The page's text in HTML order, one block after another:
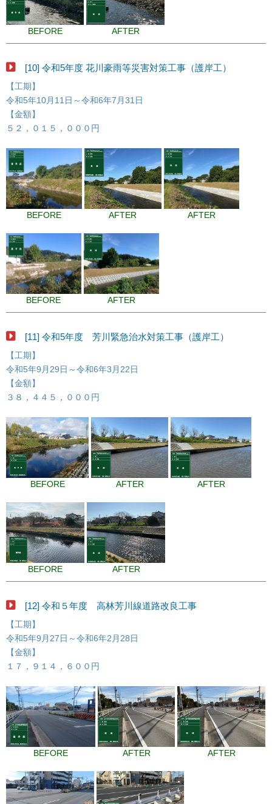
BEFORE AFTER
[10] 令和5年度 花川豪雨等災害対策工事（護岸工）
【工期】
令和5年10月11日～令和6年7月31日
【金額】
５２，０１５，０００円
BEFORE AFTER AFTER
BEFORE AFTER
[11] 令和5年度 芳川緊急治水対策工事（護岸工）
【工期】
令和5年9月29日～令和6年3月22日
【金額】
３８，４４５，０００円
BEFORE AFTER AFTER
BEFORE AFTER
[12] 令和５年度 高林芳川線道路改良工事
【工期】
令和5年9月27日～令和6年2月28日
【金額】
１７，９１４，６００円
BEFORE AFTER AFTER